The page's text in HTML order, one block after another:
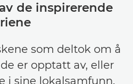
de inspirerende
som deltok om å
er opptatt av, eller
i sine lokalsamfunn.